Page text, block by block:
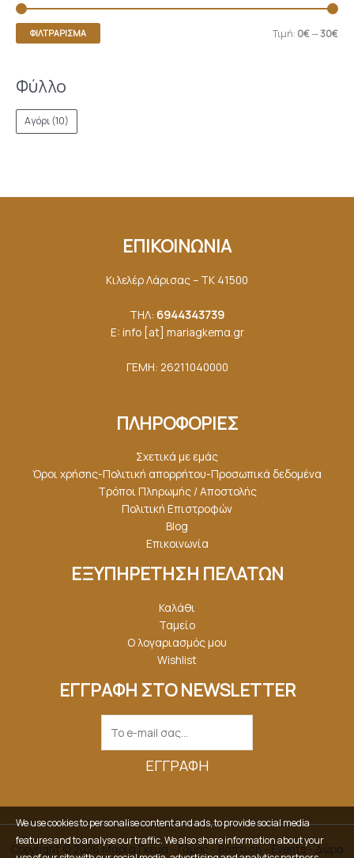
ΦΙΛΤΡΆΡΙΣΜΑ Τιμή: 0€—30€
Φύλλο
Αγόρι(10)
ΕΠΙΚΟΙΝΩΝΙΑ
Κιλελέρ Λάρισας – ΤΚ 41500
ΤΗΛ: 6944343739
E: info [at] mariagkemα.gr
ΓΕΜΗ: 26211040000
ΠΛΗΡΟΦΟΡΙΕΣ
Σχετικά με εμάς
Όροι χρήσης-Πολιτική απορρήτου-Προσωπικά δεδομένα
Τρόποι Πληρωμής / Αποστολής
Πολιτική Επιστροφών
Blog
Επικοινωνία
ΕΞΥΠΗΡΕΤΗΣΗ ΠΕΛΑΤΩΝ
Καλάθι
Ταμείο
Ο λογαριασμός μου
Wishlist
ΕΓΓΡΑΦΗ ΣΤΟ NEWSLETTER
ΕΓΓΡΑΦΉ
Copyright © 2026 Μαρία Γκέμα - Γάμος - Βάπτιση - Events - Δώρα
We use cookies to personalise content and ads, to provide social media
features and to analyse our traffic. We also share information about your